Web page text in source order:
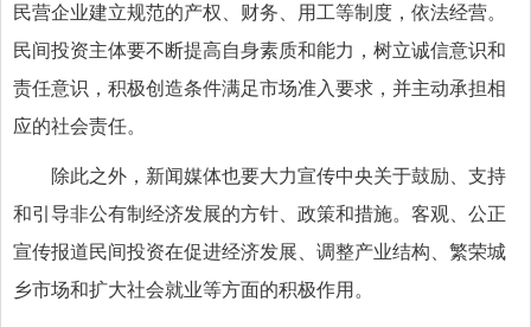
民营企业建立规范的产权、财务、用工等制度，依法经营。
民间投资主体要不断提高自身素质和能力，树立诚信意识和
责任意识，积极创造条件满足市场准入要求，并主动承担相
应的社会责任。
除此之外，新闻媒体也要大力宣传中央关于鼓励、支持
和引导非公有制经济发展的方针、政策和措施。客观、公正
宣传报道民间投资在促进经济发展、调整产业结构、繁荣城
乡市场和扩大社会就业等方面的积极作用。